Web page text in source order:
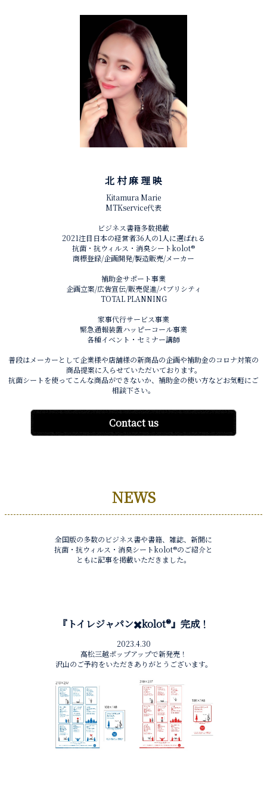
北 村 麻 理 映
Kitamura Marie
MTKservice代表
ビジネス書籍多数掲載
2021注目日本の経営者36人の1人に選ばれる
抗菌・抗ウィルス・消臭シートkolot®︎
商標登録/企画開発/製造販売/メーカー
補助金サポート事業
企画立案/広告宣伝/販売促進/パブリシティ
TOTAL PLANNING
家事代行サービス事業
緊急通報装置ハッピーコール事業
各種イベント・セミナー講師
普段はメーカーとして企業様や店舗様の新商品の企画や補助金のコロナ対策の
商品提案に入らせていただいております。
抗菌シートを使ってこんな商品ができないか、補助金の使い方などお気軽にご
相談下さい。
Contact us
NEWS
全国版の多数のビジネス書や書籍、雑誌、新聞に
抗菌・抗ウィルス・消臭シートkolot®︎のご紹介と
ともに記事を掲載いただきました。
『トイレジャパン✖️kolot®︎』完成！
2023.4.30
高松三越ポップアップで新発売！
沢山のご予約をいただきありがとうございます。